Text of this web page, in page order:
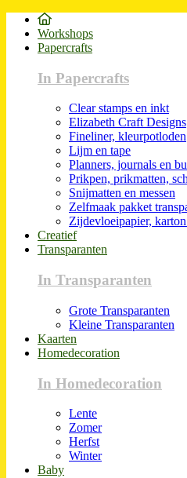
Workshops
Papercrafts
In Papercrafts
Clear stamps en inkt
Elizabeth Craft Designs
Fineliner, kleurpotloden
Lijm en tape
Planners, journals en
Prikpen, prikmatten,
Snijmatten en messen
Zelfmaak pakket
Zijdevloeipapier,
Creatief
Transparanten
In Transparanten
Grote Transparanten
Kleine Transparanten
Kaarten
Homedecoration
In Homedecoration
Lente
Zomer
Herfst
Winter
Baby